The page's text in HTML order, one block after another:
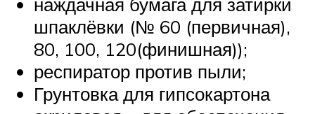
шпаклёвки (№ 60 (первичная),
80, 100, 120(финишная));
респиратор против пыли;
Грунтовка для гипсокартона